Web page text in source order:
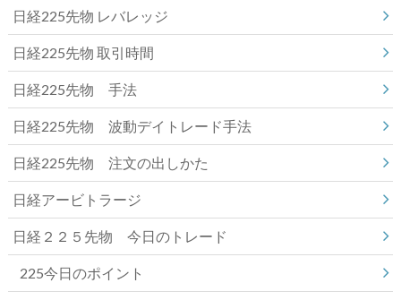
日経225先物 レバレッジ
日経225先物 取引時間
日経225先物 手法
日経225先物 波動デイトレード手法
日経225先物 注文の出しかた
日経アービトラージ
日経２２５先物 今日のトレード
225今日のポイント